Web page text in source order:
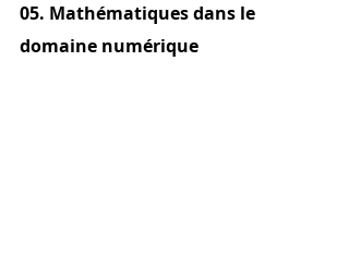
05. Mathématiques dans le
domaine numérique